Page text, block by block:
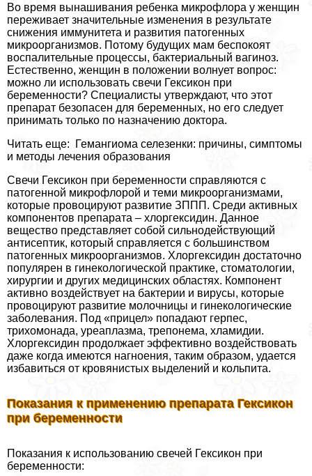
Во время вынашивания ребенка микрофлора у женщин
переживает значительные изменения в результате
снижения иммунитета и развития патогенных
микроорганизмов. Потому будущих мам беспокоят
воспалительные процессы, бактериальный вaгиноз.
Естественно, женщин в положении волнует вопрос:
можно ли использовать свечи Гексикон при
беременности? Специалисты утверждают, что этот
препарат безопасен для беременных, но его следует
принимать только по назначению доктора.
Читать еще: Гемангиома селезенки: причины, симптомы
и методы лечения образования
Свечи Гексикон при беременности справляются с
патогенной микрофлорой и теми микроорганизмами,
которые провоцируют развитие ЗППП. Среди активных
компонентов препарата – хлоргексидин. Данное
вещество представляет собой сильнодействующий
антисептик, который справляется с большинством
патогенных микроорганизмов. Хлоргексидин достаточно
популярен в гинекологической пpaктике, стоматологии,
хирургии и других медицинских областях. Компонент
активно воздействует на бактерии и вирусы, которые
провоцируют развитие молочницы и гинекологические
заболевания. Под «прицел» попадают гepпeс,
трихомонада, уреаплазма, трепонема, xлaмидии.
Хлоргексидин продолжает эффективно воздействовать
даже когда имеются нагноения, таким образом, удается
избавиться от кровянистых выделений и кольпита.
Показания к применению препарата Гексикон
при беременности
Показания к использованию свечей Гексикон при
беременности: